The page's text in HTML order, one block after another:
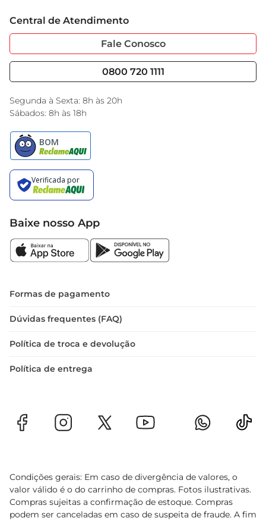
Sobre Privacidade
Portal do Fornecedo
Nossas Lojas
Garantia Estendida
Serviços
Black Friday
Encarte do Dia
Central de Atendimento
Fale Conosco
0800 720 1111
Segunda à Sexta: 8h às 20h
Sábados: 8h às 18h
Baixe nosso App
Formas de pagamento
Dúvidas frequentes (FAQ)
Política de troca e devolução
Política de entrega
Condições gerais: Em caso de divergência de valores, o
valor válido é o do carrinho de compras. Fotos ilustrativas.
Compras sujeitas a confirmação de estoque. Compras
podem ser canceladas em caso de suspeita de fraude. A fim